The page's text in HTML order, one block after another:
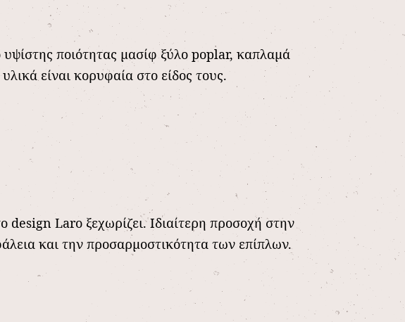
ποιότητας μασίφ ξύλο poplar, καπλαμά
είναι κορυφαία στο είδος τους.
design Laro ξεχωρίζει. Ιδιαίτερη προσοχή στην
και την προσαρμοστικότητα των επίπλων.